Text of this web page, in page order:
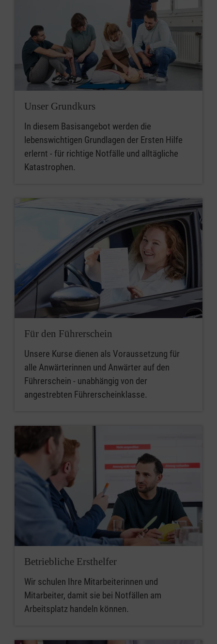
Unser Grundkurs
In diesem Basisangebot werden die
lebenswichtigen Grundlagen der Ersten Hilfe
erlernt - für richtige Notfälle und alltägliche
Katastrophen.
Für den Führerschein
Unsere Kurse dienen als Voraussetzung für
alle Anwärterinnen und Anwärter auf den
Führerschein - unabhängig von der
angestrebten Führerscheinklasse.
Betriebliche Ersthelfer
Wir schulen Ihre Mitarbeiterinnen und
Mitarbeiter, damit sie bei Notfällen am
Arbeitsplatz handeln können.